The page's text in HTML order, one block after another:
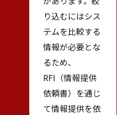
り込むにはシス
テムを比較する
情報が必要とな
るため、
RFI（情報提供
依頼書）を通じ
て情報提供を依